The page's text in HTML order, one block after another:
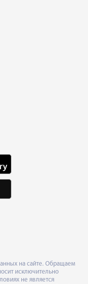
на сайте. Обращаем
исключительно
не является